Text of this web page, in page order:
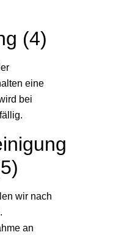
(4)
eine
bei
wir nach
an